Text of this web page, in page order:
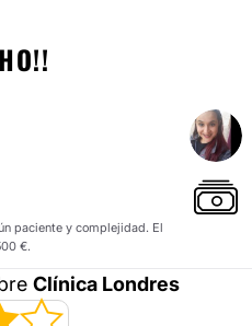
paciente y complejidad. El
€.
Clínica Londres